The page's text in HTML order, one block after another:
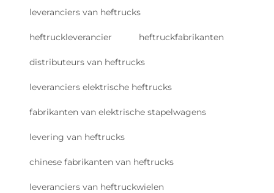
leveranciers van heftrucks
heftruckleverancier heftruckfabrikanten
distributeurs van heftrucks
leveranciers elektrische heftrucks
fabrikanten van elektrische stapelwagens
levering van heftrucks
chinese fabrikanten van heftrucks
leveranciers van heftruckwielen